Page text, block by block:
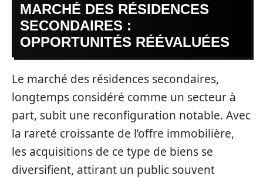
MARCHÉ DES RÉSIDENCES
SECONDAIRES :
OPPORTUNITÉS RÉÉVALUÉES
Le marché des résidences secondaires,
longtemps considéré comme un secteur à
part, subit une reconfiguration notable. Avec
la rareté croissante de l’offre immobilière,
les acquisitions de ce type de biens se
diversifient, attirant un public souvent